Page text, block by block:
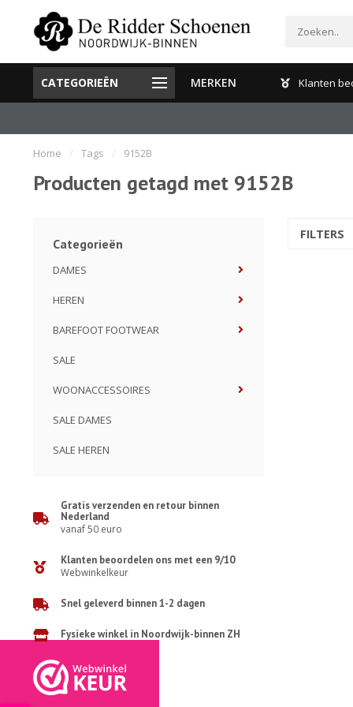
CATEGORIEËN MERKEN
Gratis verzenden en retour binnen Nederland Klanten
Home / Tags / 9152B
Producten getagd met 9152B
Categorieën
DAMES
HEREN
BAREFOOT FOOTWEAR
SALE
WOONACCESSOIRES
SALE DAMES
SALE HEREN
Gratis verzenden en retour binnen
Nederland
vanaf 50 euro
Klanten beoordelen ons met een 9/10
Webwinkelkeur
Snel geleverd binnen 1-2 dagen
Fysieke winkel in Noordwijk-binnen ZH
FILTERS